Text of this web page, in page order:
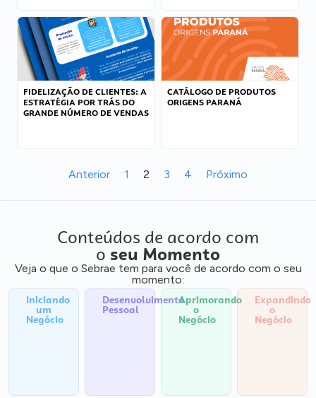
FIDELIZAÇÃO DE CLIENTES: A
ESTRATÉGIA POR TRÁS DO
GRANDE NÚMERO DE VENDAS
CATÁLOGO DE PRODUTOS
ORIGENS PARANÁ
Anterior 1 2 3 4 Próximo
Conteúdos de acordo com
o seu Momento
Veja o que o Sebrae tem para você de acordo com o seu
momento:
Iniciando
um
Negócio
Desenvolvimento
Pessoal
Aprimorando
o
Negócio
Expandindo
o
Negócio